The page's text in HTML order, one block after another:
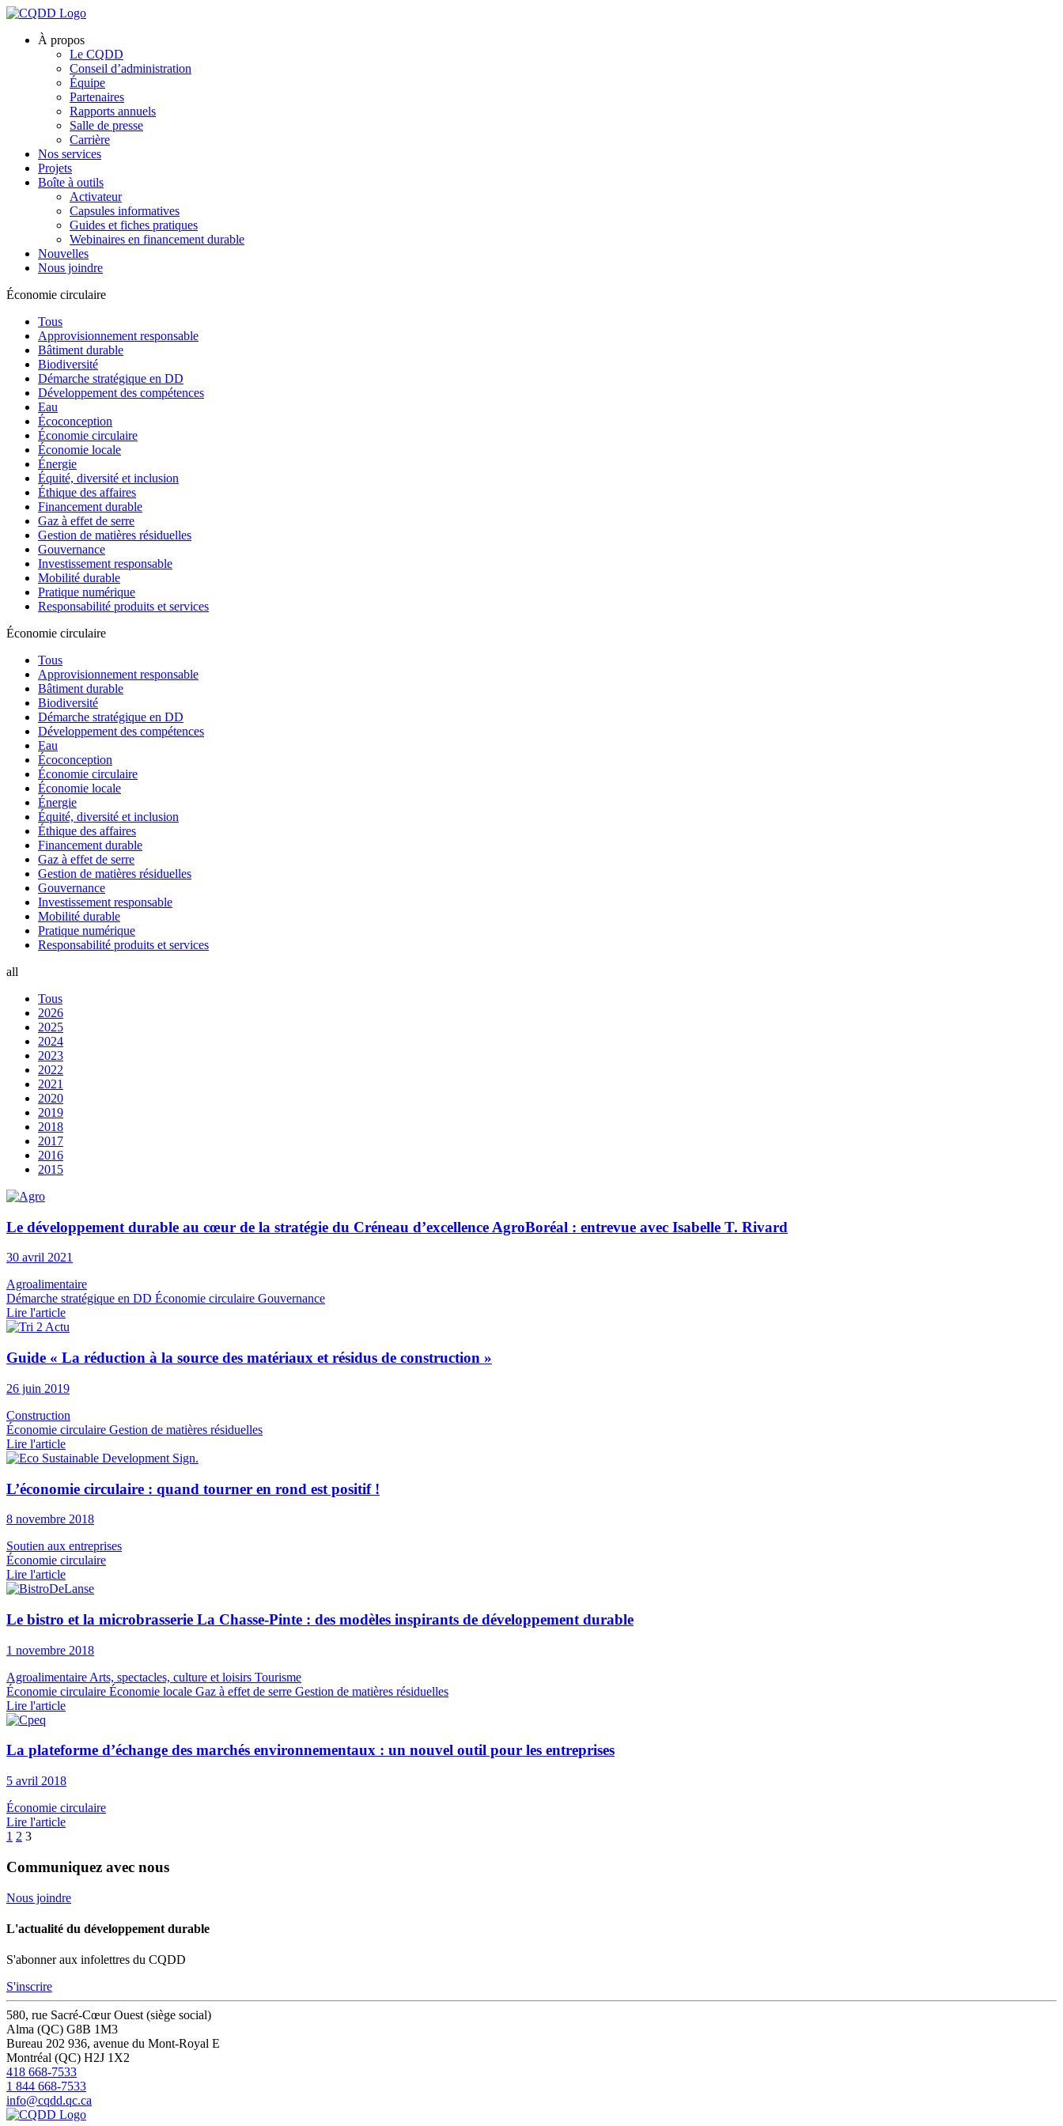
À propos
Le CQDD
Conseil d’administration
Équipe
Partenaires
Rapports annuels
Salle de presse
Carrière
Nos services
Projets
Boîte à outils
Activateur
Capsules informatives
Guides et fiches pratiques
Webinaires en financement durable
Nouvelles
Nous joindre
Économie circulaire
Tous
Approvisionnement responsable
Bâtiment durable
Biodiversité
Démarche stratégique en DD
Développement des compétences
Eau
Écoconception
Économie circulaire
Économie locale
Énergie
Équité, diversité et inclusion
Éthique des affaires
Financement durable
Gaz à effet de serre
Gestion de matières résiduelles
Gouvernance
Investissement responsable
Mobilité durable
Pratique numérique
Responsabilité produits et services
Économie circulaire
Tous
Approvisionnement responsable
Bâtiment durable
Biodiversité
Démarche stratégique en DD
Développement des compétences
Eau
Écoconception
Économie circulaire
Économie locale
Énergie
Équité, diversité et inclusion
Éthique des affaires
Financement durable
Gaz à effet de serre
Gestion de matières résiduelles
Gouvernance
Investissement responsable
Mobilité durable
Pratique numérique
Responsabilité produits et services
all
Tous
2026
2025
2024
2023
2022
2021
2020
2019
2018
2017
2016
2015
Le développement durable au cœur de la stratégie du Créneau d’excellence AgroBoréal : entrevue avec Isabelle T. Rivard
30 avril 2021
Agroalimentaire
Démarche stratégique en DD Économie circulaire Gouvernance
Lire l'article
Guide « La réduction à la source des matériaux et résidus de construction »
26 juin 2019
Construction
Économie circulaire Gestion de matières résiduelles
Lire l'article
L’économie circulaire : quand tourner en rond est positif !
8 novembre 2018
Soutien aux entreprises
Économie circulaire
Lire l'article
Le bistro et la microbrasserie La Chasse-Pinte : des modèles inspirants de développement durable
1 novembre 2018
Agroalimentaire Arts, spectacles, culture et loisirs Tourisme
Économie circulaire Économie locale Gaz à effet de serre Gestion de matières résiduelles
Lire l'article
La plateforme d’échange des marchés environnementaux : un nouvel outil pour les entreprises
5 avril 2018
Économie circulaire
Lire l'article
1 2 3
Communiquez avec nous
Nous joindre
L'actualité du développement durable
S'abonner aux infolettres du CQDD
S'inscrire
580, rue Sacré-Cœur Ouest (siège social)
Alma (QC) G8B 1M3
Bureau 202 936, avenue du Mont-Royal E
Montréal (QC) H2J 1X2
418 668-7533
1 844 668-7533
info@cqdd.qc.ca